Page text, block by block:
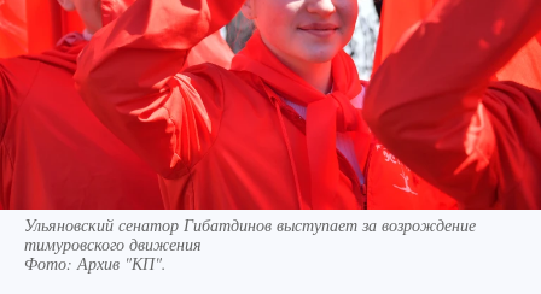
Ульяновский сенатор Гибатдинов выступает за возрождение
тимуровского движения
Фото:Архив "КП".